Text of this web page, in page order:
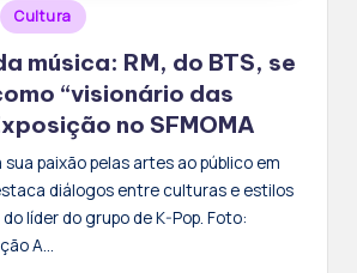
Cultura
música: RM, do BTS, se
“visionário das
no SFMOMA
sua paixão pelas artes ao público em
diálogos entre culturas e estilos
líder do grupo de K-Pop. Foto:
A…